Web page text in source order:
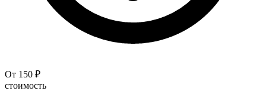
От 150 ₽
стоимость